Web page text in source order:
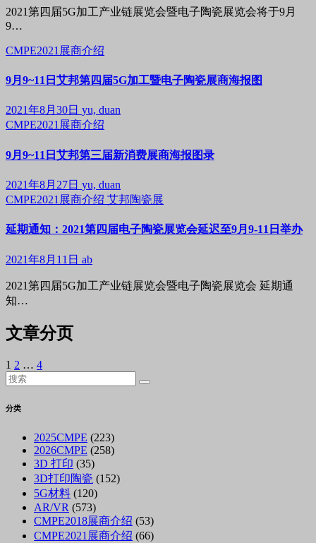
2021第四届5G加工产业链展览会暨电子陶瓷展览会将于9月
9…
CMPE2021展商介绍
9月9~11日艾邦第四届5G加工暨电子陶瓷展商海报图
2021年8月30日 yu, duan
CMPE2021展商介绍
9月9~11日艾邦第三届新消费展商海报图录
2021年8月27日 yu, duan
CMPE2021展商介绍 艾邦陶瓷展
延期通知：2021第四届电子陶瓷展览会延迟至9月9-11日举办
2021年8月11日 ab
2021第四届5G加工产业链展览会暨电子陶瓷展览会 延期通
知…
文章分页
1 2 … 4
分类
2025CMPE (223)
2026CMPE (258)
3D 打印 (35)
3D打印陶瓷 (152)
5G材料 (120)
AR/VR (573)
CMPE2018展商介绍 (53)
CMPE2021展商介绍 (66)